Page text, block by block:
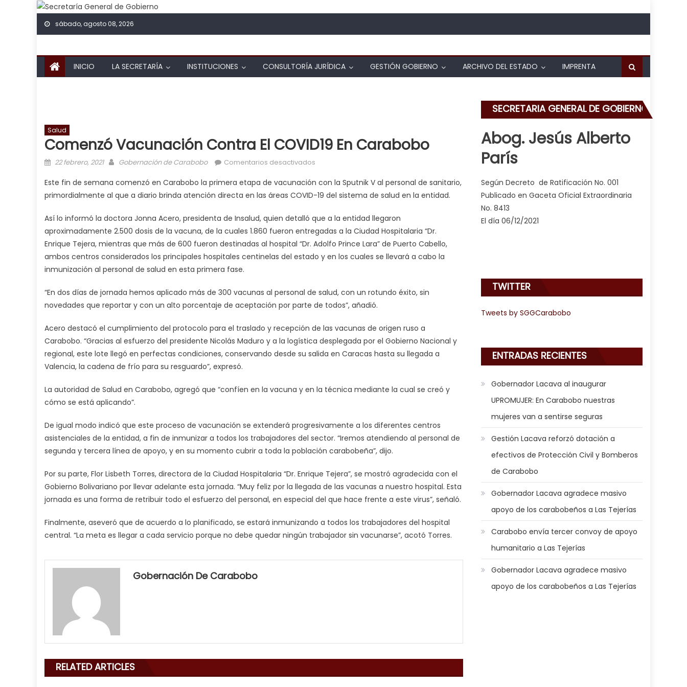
Skip to content
sábado, agosto 08, 2026
INICIO LA SECRETARÍA INSTITUCIONES CONSULTORÍA JURÍDICA GESTIÓN GOBIERNO ARCHIVO DEL ESTADO IMPRENTA
Salud
Comenzó Vacunación Contra El COVID19 En Carabobo
Posted on
22 febrero, 2021 Author
Gobernación de Carabobo Comentarios desactivados en Comenzó vacunación contra el COVID19 en Carabobo
Este fin de semana comenzó en Carabobo la primera etapa de vacunación con la Sputnik V al personal de sanitario,
primordialmente al que a diario brinda atención directa en las áreas COVID-19 del sistema de salud en la entidad.
Así lo informó la doctora Jonna Acero, presidenta de Insalud, quien detalló que a la entidad llegaron
aproximadamente 2.500 dosis de la vacuna, de la cuales 1.860 fueron entregadas a la Ciudad Hospitalaria “Dr.
Enrique Tejera, mientras que más de 600 fueron destinadas al hospital “Dr. Adolfo Prince Lara” de Puerto Cabello,
ambos centros considerados los principales hospitales centinelas del estado y en los cuales se llevará a cabo la
inmunización al personal de salud en esta primera fase.
“En dos días de jornada hemos aplicado más de 300 vacunas al personal de salud, con un rotundo éxito, sin
novedades que reportar y con un alto porcentaje de aceptación por parte de todos”, añadió.
Acero destacó el cumplimiento del protocolo para el traslado y recepción de las vacunas de origen ruso a
Carabobo. “Gracias al esfuerzo del presidente Nicolás Maduro y a la logística desplegada por el Gobierno Nacional y
regional, este lote llegó en perfectas condiciones, conservando desde su salida en Caracas hasta su llegada a
Valencia, la cadena de frío para su resguardo”, expresó.
La autoridad de Salud en Carabobo, agregó que “confíen en la vacuna y en la técnica mediante la cual se creó y
cómo se está aplicando”.
De igual modo indicó que este proceso de vacunación se extenderá progresivamente a los diferentes centros
asistenciales de la entidad, a fin de inmunizar a todos los trabajadores del sector. “Iremos atendiendo al personal de
segunda y tercera línea de apoyo, y en su momento cubrir a toda la población carabobeña”, dijo.
Por su parte, Flor Lisbeth Torres, directora de la Ciudad Hospitalaria “Dr. Enrique Tejera”, se mostró agradecida con el
Gobierno Bolivariano por llevar adelante esta jornada. “Muy feliz por la llegada de las vacunas a nuestro hospital. Esta
jornada es una forma de retribuir todo el esfuerzo del personal, en especial del que hace frente a este virus”, señaló.
Finalmente, aseveró que de acuerdo a lo planificado, se estará inmunizando a todos los trabajadores del hospital
central. “La meta es llegar a cada servicio porque no debe quedar ningún trabajador sin vacunarse”, acotó Torres.
my
neighbor
his
cum,
Gobernación De Carabobo
RELATED ARTICLES
SECRETARIA GENERAL DE GOBIERNO
Abog. Jesús Alberto
París
Según Decreto de Ratificación No. 001
Publicado en Gaceta Oficial Extraordinaria
No. 8413
El día 06/12/2021
TWITTER
Tweets by SGGCarabobo
ENTRADAS RECIENTES
Gobernador Lacava al inaugurar
UPROMUJER: En Carabobo nuestras
mujeres van a sentirse seguras
Gestión Lacava reforzó dotación a
efectivos de Protección Civil y Bomberos
de Carabobo
Gobernador Lacava agradece masivo
apoyo de los carabobeños a Las Tejerías
Carabobo envía tercer convoy de apoyo
humanitario a Las Tejerías
Gobernador Lacava agradece masivo
apoyo de los carabobeños a Las Tejerías